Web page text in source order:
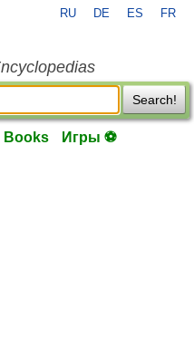
RU DE ES FR
Search!
Books Игры ⚽